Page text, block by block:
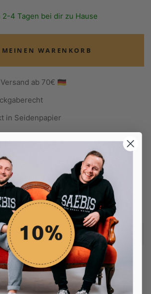
2-4 Tagen bei dir zu Hause
WARENKORB
ab 70€ 🇩🇪
in Seidenpapier
Größe, wenn du dieses Shirt
lässigen, jedoch nicht zu
möchtest, dann bestelle eine
mehr...